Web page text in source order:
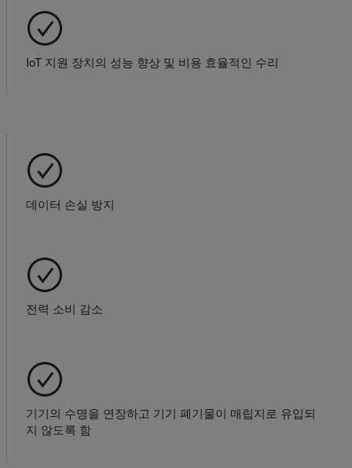
IoT 지원 장치의 성능 향상 및 비용 효율적인 수리
데이터 손실 방지
전력 소비 감소
기기의 수명을 연장하고 기기 폐기물이 매립지로 유입되
지 않도록 함